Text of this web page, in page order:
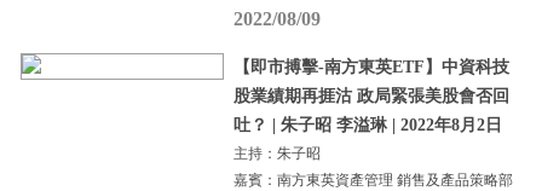
2022/08/09
【即市搏擊-南方東英ETF】中資科技
股業績期再捱沽 政局緊張美股會否回
吐？ | 朱子昭 李溢琳 | 2022年8月2日
主持：朱子昭
嘉賓：南方東英資產管理 銷售及產品策略部